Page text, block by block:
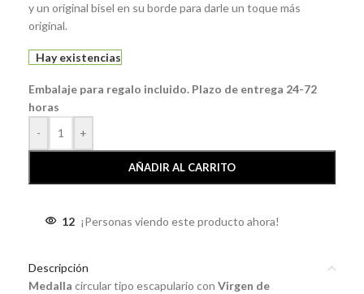
y un original bisel en su borde para darle un toque más
original.
Hay existencias
Embalaje para regalo incluido. Plazo de entrega 24-72
horas
-
+
AÑADIR AL CARRITO
12 ¡Personas viendo este producto ahora!
Descripción
Medalla circular tipo escapulario con Virgen de